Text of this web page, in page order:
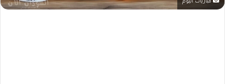
مباريات اليوم